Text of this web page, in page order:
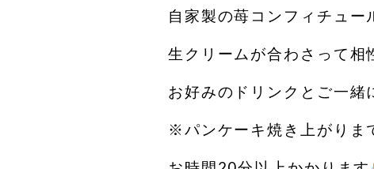
自家製の苺コンフィチュー
生クリームが合わさって相
お好みのドリンクとご一緒
※パンケーキ焼き上がりま